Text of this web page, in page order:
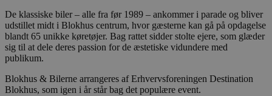
De klassiske biler – alle fra før 1989 – ankommer i parade og bliver
udstillet midt i Blokhus centrum, hvor gæsterne kan gå på opdagelse
blandt 65 unikke køretøjer. Bag rattet sidder stolte ejere, som glæder
sig til at dele deres passion for de æstetiske vidundere med
publikum.
Blokhus & Bilerne arrangeres af Erhvervsforeningen Destination
Blokhus, som igen i år står bag det populære event.